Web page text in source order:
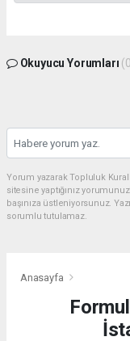
Okuyucu Yorumları
Yorum yazarak Topluluk
sitesine yaptığınız
başınıza üstleniyorsunuz.
sorumlu tutulamaz.
Anasayfa